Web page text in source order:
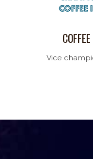
Vice